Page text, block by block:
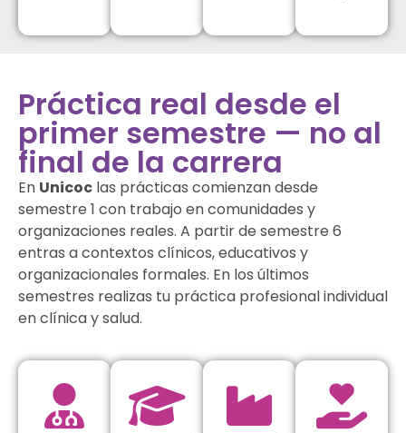
Práctica real desde el
primer semestre — no al
final de la carrera
En Unicoc las prácticas comienzan desde
semestre 1 con trabajo en comunidades y
organizaciones reales. A partir de semestre 6
entras a contextos clínicos, educativos y
organizacionales formales. En los últimos
semestres realizas tu práctica profesional individual
en clínica y salud.